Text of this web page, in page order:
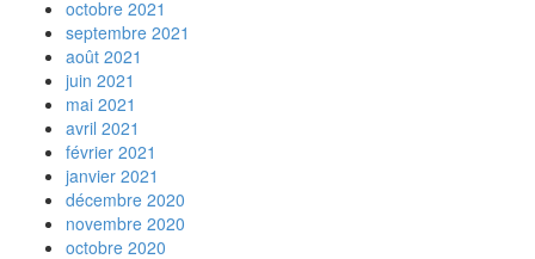
octobre 2021
septembre 2021
août 2021
juin 2021
mai 2021
avril 2021
février 2021
janvier 2021
décembre 2020
novembre 2020
octobre 2020